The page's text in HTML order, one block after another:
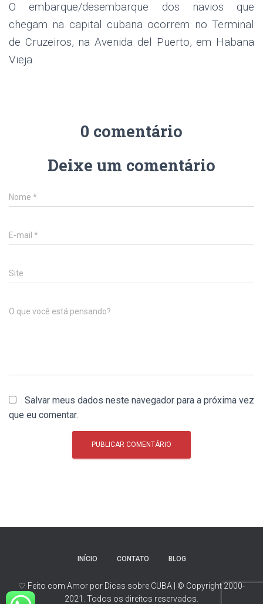
O embarque/desembarque dos navios que
chegam na capital cubana ocorrem no Terminal
de Cruzeiros, na Avenida del Puerto, em Habana
Vieja.
0 comentário
Deixe um comentário
Nome *
E-mail *
Site
O que você está pensando?
Salvar meus dados neste navegador para a próxima vez
que eu comentar.
INÍCIO CONTATO BLOG
♡ Feito com Amor por Dicas sobre CUBA | © Copyright 2000-
2021. Todos os direitos reservados.